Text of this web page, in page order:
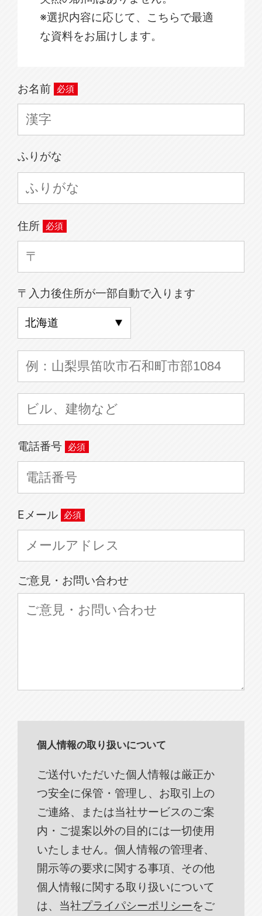
※選択内容に応じて、こちらで最適
な資料をお届けします。
お名前
ふりがな
住所
〒入力後住所が一部自動で入ります
電話番号
Eメール
ご意見・お問い合わせ
個人情報の取り扱いについて
ご送付いただいた個人情報は厳正か
つ安全に保管・管理し、お取引上の
ご連絡、または当社サービスのご案
内・ご提案以外の目的には一切使用
いたしません。個人情報の管理者、
開示等の要求に関する事項、その他
個人情報に関する取り扱いについて
は、当社プライパシーポリシーをご